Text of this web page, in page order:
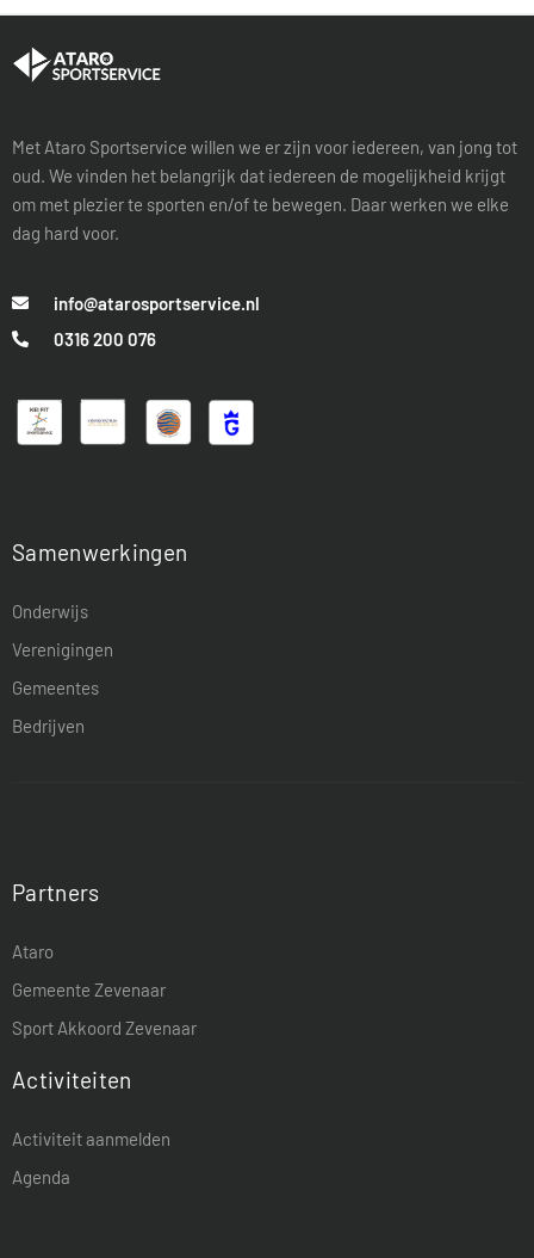
Met Ataro Sportservice willen we er zijn voor iedereen, van jong tot
oud. We vinden het belangrijk dat iedereen de mogelijkheid krijgt
om met plezier te sporten en/of te bewegen. Daar werken we elke
dag hard voor.
info@atarosportservice.nl
0316 200 076
Samenwerkingen
Onderwijs
Verenigingen
Gemeentes
Bedrijven
Partners
Ataro
Gemeente Zevenaar
Sport Akkoord Zevenaar
Activiteiten
Activiteit aanmelden
Agenda